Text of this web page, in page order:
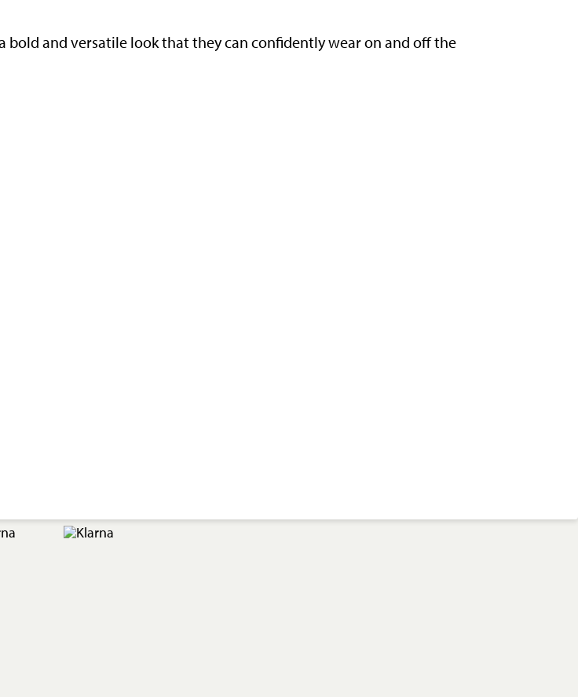
and versatile look that they can confidently wear on and off the